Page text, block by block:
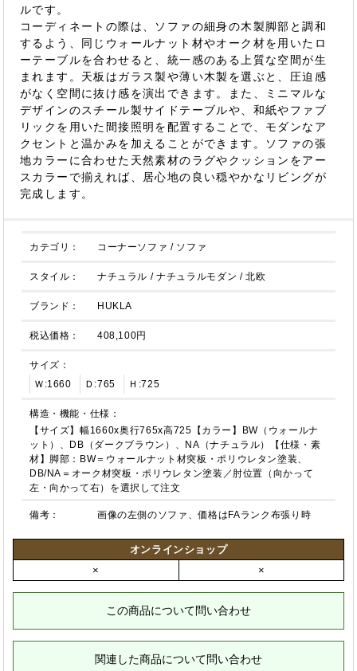
ルです。
コーディネートの際は、ソファの細身の木製脚部と調和
するよう、同じウォールナット材やオーク材を用いたロ
ーテーブルを合わせると、統一感のある上質な空間が生
まれます。天板はガラス製や薄い木製を選ぶと、圧迫感
がなく空間に抜け感を演出できます。また、ミニマルな
デザインのスチール製サイドテーブルや、和紙やファブ
リックを用いた間接照明を配置することで、モダンなア
クセントと温かみを加えることができます。ソファの張
地カラーに合わせた天然素材のラグやクッションをアー
スカラーで揃えれば、居心地の良い穏やかなリビングが
完成します。
カテゴリ： コーナーソファ / ソファ
スタイル： ナチュラル /ナチュラルモダン /北欧
ブランド： HUKLA
税込価格： 408,100円
サイズ：
Ｗ:1660
Ｄ:765 Ｈ:725
構造・機能・仕様：
【サイズ】幅1660x奥行765x高725【カラー】BW（ウォールナ
ット）、DB（ダークブラウン）、NA（ナチュラル）【仕様・素
材】脚部：BW＝ウォールナット材突板・ポリウレタン塗装、
DB/NA＝オーク材突板・ポリウレタン塗装／肘位置（向かって
左・向かって右）を選択して注文
備考： 画像の左側のソファ、価格はFAランク布張り時
オンラインショップ
×
×
この商品について問い合わせ
関連した商品について問い合わせ